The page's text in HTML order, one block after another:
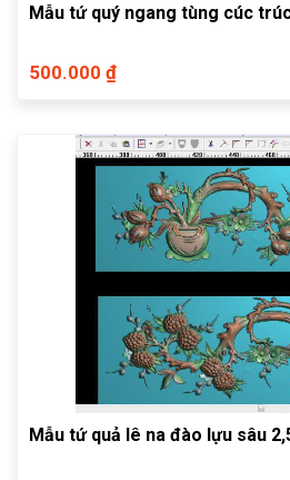
Mẫu tứ quý ngang tùng cúc
500.000 ₫
Mẫu tứ quả lê na đào lựu sâu